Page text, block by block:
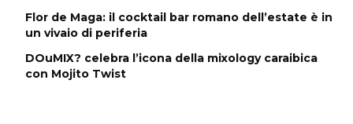
Flor de Maga: il cocktail bar romano dell’estate è in
un vivaio di periferia
DOuMIX? celebra l’icona della mixology caraibica
con Mojito Twist